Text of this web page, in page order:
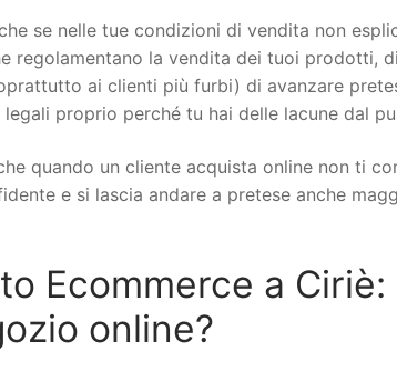
se nelle tue condizioni di vendita non
regolamentano la vendita dei tuoi prodotti,
ai clienti più furbi) di avanzare
legali proprio perché tu hai delle lacune dal
quando un cliente acquista online non ti
e si lascia andare a pretese anche
Ecommerce a
online?